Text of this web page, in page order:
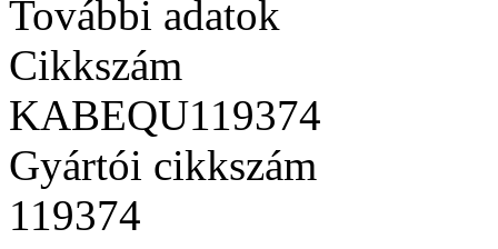
További adatok
Cikkszám
KABEQU119374
Gyártói cikkszám
119374